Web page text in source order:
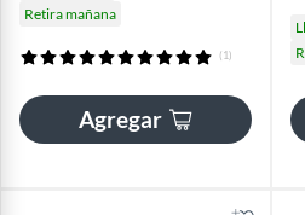
Retira mañana
(1)
Agregar